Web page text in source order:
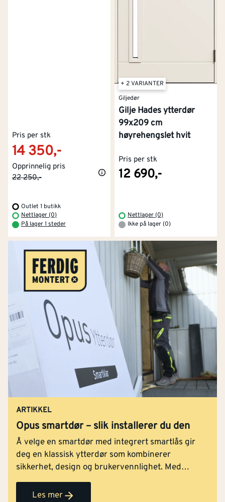
Pris per stk
14 350,-
Opprinnelig pris
22 250,-
Outlet 1 butikk
Nettlager (0)
På lager 1 steder
+ 2 VARIANTER
Giljedør
Gilje Hades ytterdør
99x209 cm
høyrehengslet hvit
Pris per stk
12 690,-
Nettlager (0)
Ikke på lager (0)
ARTIKKEL
Opus smartdør – slik installerer du den
Å velge en smartdør med integrert smartlås gir
deg en klassisk ytterdør som kombinerer
sikkerhet, design og brukervennlighet. Med
løsninger som Opus ytterdør med Harmonie Smart
får du en komplett løsning. Du slipper
Les mer